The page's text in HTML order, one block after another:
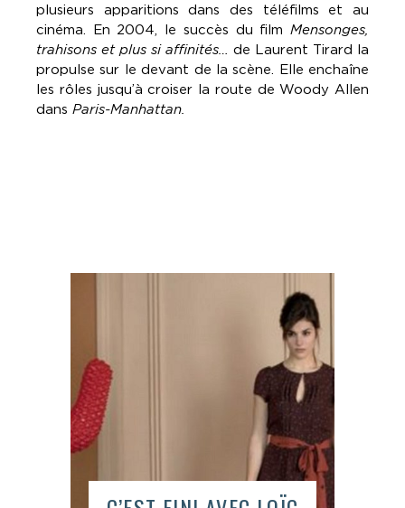
plusieurs apparitions dans des téléfilms et au
cinéma. En 2004, le succès du film Mensonges,
trahisons et plus si affinités… de Laurent Tirard la
propulse sur le devant de la scène. Elle enchaîne
les rôles jusqu’à croiser la route de Woody Allen
dans Paris-Manhattan.